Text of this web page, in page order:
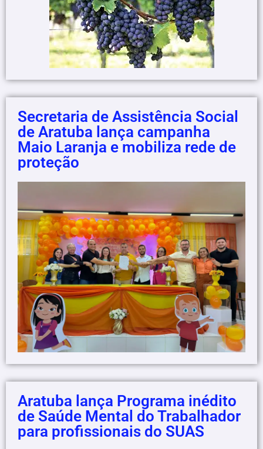
Secretaria de Assistência Social
de Aratuba lança campanha
Maio Laranja e mobiliza rede de
proteção
Aratuba lança Programa inédito
de Saúde Mental do Trabalhador
para profissionais do SUAS